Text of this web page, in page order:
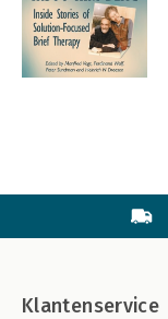
Klantenservice